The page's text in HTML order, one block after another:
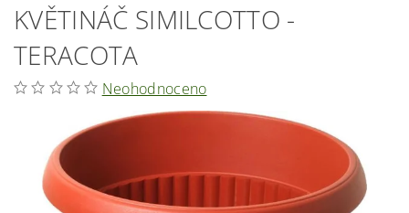
KVĚTINÁČ SIMILCOTTO -
TERACOTA
Neohodnoceno